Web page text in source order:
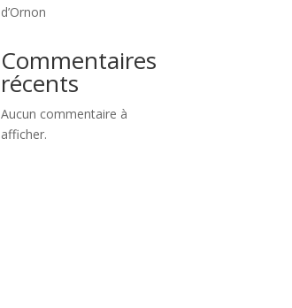
d’Ornon
Commentaires
récents
Aucun commentaire à
afficher.